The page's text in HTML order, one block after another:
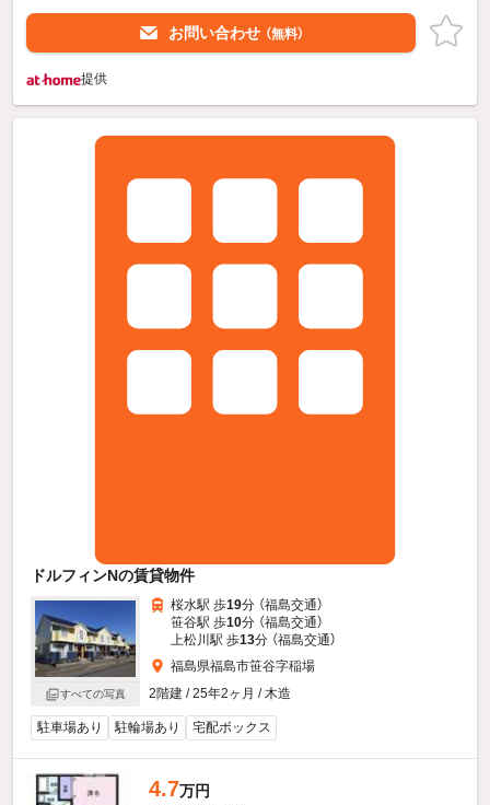
お問い合わせ （無料）
提供
ドルフィンNの賃貸物件
すべての写真
桜水駅 歩19分 （福島交通）
笹谷駅 歩10分 （福島交通）
上松川駅 歩13分 （福島交通）
福島県福島市笹谷字稲場
2階建 / 25年2ヶ月 / 木造
駐車場あり 駐輪場あり 宅配ボックス
4.7万円